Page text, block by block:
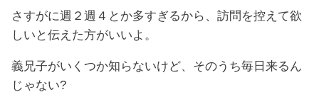
さすがに週２週４とか多すぎるから、訪問を控えて欲
しいと伝えた方がいいよ。
義兄子がいくつか知らないけど、そのうち毎日来るん
じゃない?